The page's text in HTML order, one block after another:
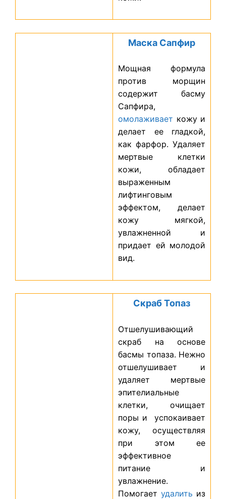
Маска Сапфир
Мощная формула
против морщин
содержит басму
Сапфира,
омолаживает кожу и
делает ее гладкой,
как фарфор. Удаляет
мертвые клетки
кожи, обладает
выраженным
лифтинговым
эффектом, делает
кожу мягкой,
увлажненной и
придает ей молодой
вид.
Скраб Топаз
Отшелушивающий
скраб на основе
басмы топаза. Нежно
отшелушивает и
удаляет мертвые
эпителиальные
клетки, очищает
поры и успокаивает
кожу, осуществляя
при этом ее
эффективное
питание и
увлажнение.
Помогает удалить из